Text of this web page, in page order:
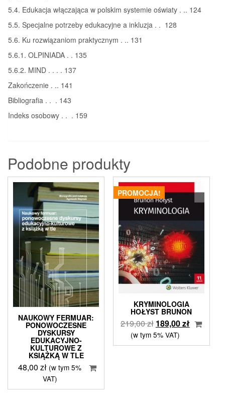
5.4. Edukacja włączająca w polskim systemie oświaty . .. 124
5.5. Specjalne potrzeby edukacyjne a inkluzja . . 128
5.6. Ku rozwiązaniom praktycznym . .. 131
5.6.1. OLPINIADA . . 135
5.6.2. MIND . . . . 137
Zakończenie . .. 141
Bibliografia . . . 143
Indeks osobowy . . . 159
Podobne produkty
NAUKOWY FERMUAR:
PONOWOCZESNE
DYSKURSY
EDUKACYJNO-
KULTUROWE Z
KSIĄŻKĄ W TLE
48,00zł (w tym 5%
VAT)
PROMOCJA!
KRYMINOLOGIA
HOŁYST BRUNON
219,00zł Pierwotna
cena
wynosiła:
189,00złAktualna
wynosi:
(w tym 5% VAT)